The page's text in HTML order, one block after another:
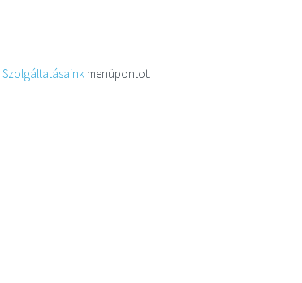
Szolgáltatásaink menüpontot.